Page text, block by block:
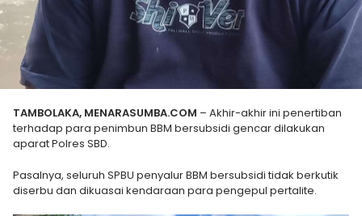
TAMBOLAKA, MENARASUMBA.COM – Akhir-akhir ini penertiban
terhadap para penimbun BBM bersubsidi gencar dilakukan
aparat Polres SBD.
Pasalnya, seluruh SPBU penyalur BBM bersubsidi tidak berkutik
diserbu dan dikuasai kendaraan para pengepul pertalite.